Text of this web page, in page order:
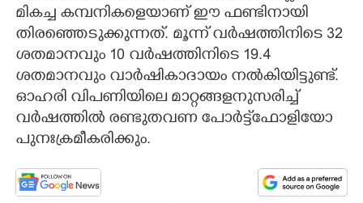
മികച്ച കമ്പനികളെയാണ് ഈ ഫണ്ടിനായി
തിരഞ്ഞെടുക്കുന്നത്. മൂന്ന് വർഷത്തിനിടെ 32
ശതമാനവും 10 വർഷത്തിനിടെ 19.4
ശതമാനവും വാർഷികാദായം നൽകിയിട്ടുണ്ട്.
ഓഹരി വിപണിയിലെ മാറ്റങ്ങളനുസരിച്ച്
വർഷത്തിൽ രണ്ടുതവണ പോർട്ട്ഫോളിയോ
പുനഃക്രമീകരിക്കും.